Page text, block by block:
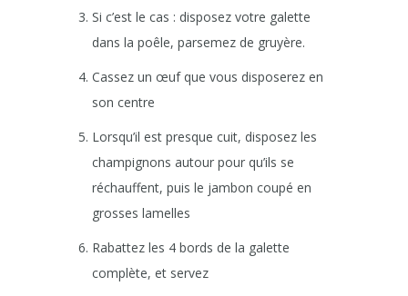
Si c’est le cas : disposez votre galette
dans la poêle, parsemez de gruyère.
Cassez un œuf que vous disposerez en
son centre
Lorsqu’il est presque cuit, disposez les
champignons autour pour qu’ils se
réchauffent, puis le jambon coupé en
grosses lamelles
Rabattez les 4 bords de la galette
complète, et servez